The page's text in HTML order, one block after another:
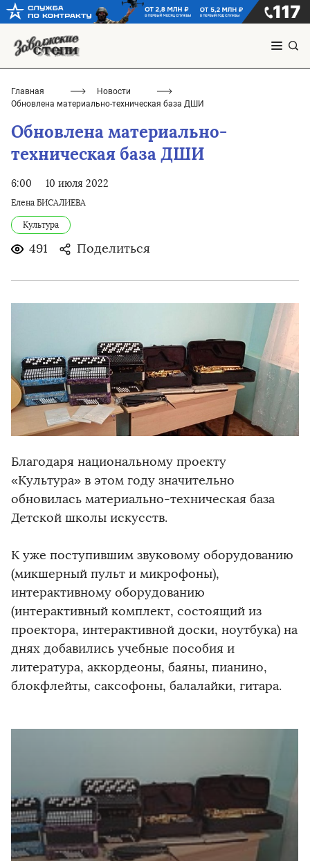
Главная
Новости
Обновлена материально-техническая база ДШИ
Обновлена материально-
техническая база ДШИ
6:00 10 июля 2022
Елена БИСАЛИЕВА
Культура
491 Поделиться
Благодаря национальному проекту
«Культура» в этом году значительно
обновилась материально-техническая база
Детской школы искусств.
К уже поступившим звуковому оборудованию
(микшерный пульт и микрофоны),
интерактивному оборудованию
(интерактивный комплект, состоящий из
проектора, интерактивной доски, ноутбука) на
днях добавились учебные пособия и
литература, аккордеоны, баяны, пианино,
блокфлейты, саксофоны, балалайки, гитара.